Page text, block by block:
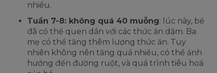
nhiều.
Tuần 7-8: không quá 40 muỗng: lúc này, bé
đã có thể quen dần với các thức ăn dặm. Ba
mẹ có thể tăng thêm lượng thức ăn. Tuy
nhiên không nên tăng quá nhiều, có thể ảnh
hưởng đến đường ruột, và quá trình tiêu hoá